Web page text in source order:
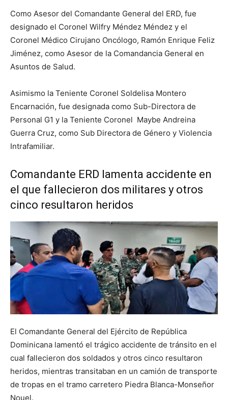
Como Asesor del Comandante General del ERD, fue
designado el Coronel Wilfry Méndez Méndez y el
Coronel Médico Cirujano Oncólogo, Ramón Enrique Feliz
Jiménez, como Asesor de la Comandancia General en
Asuntos de Salud.
Asimismo la Teniente Coronel Soldelisa Montero
Encarnación, fue designada como Sub-Directora de
Personal G1 y la Teniente Coronel Maybe Andreina
Guerra Cruz, como Sub Directora de Género y Violencia
Intrafamiliar.
Comandante ERD lamenta accidente en
el que fallecieron dos militares y otros
cinco resultaron heridos
El Comandante General del Ejército de República
Dominicana lamentó el trágico accidente de tránsito en el
cual fallecieron dos soldados y otros cinco resultaron
heridos, mientras transitaban en un camión de transporte
de tropas en el tramo carretero Piedra Blanca-Monseñor
Nouel.